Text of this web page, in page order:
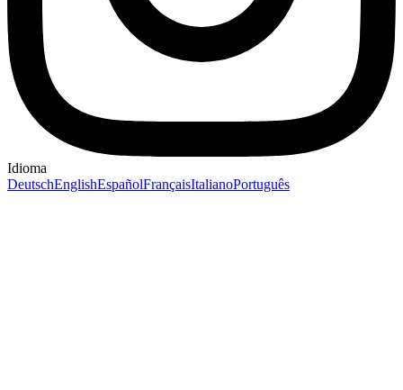
Idioma
DeutschEnglishEspañolFrançaisItalianoPortuguês